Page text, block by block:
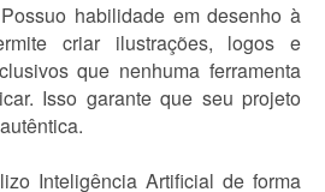
habilidade em desenho à
criar ilustrações, logos e
que nenhuma ferramenta
Isso garante que seu projeto
Inteligência Artificial de forma